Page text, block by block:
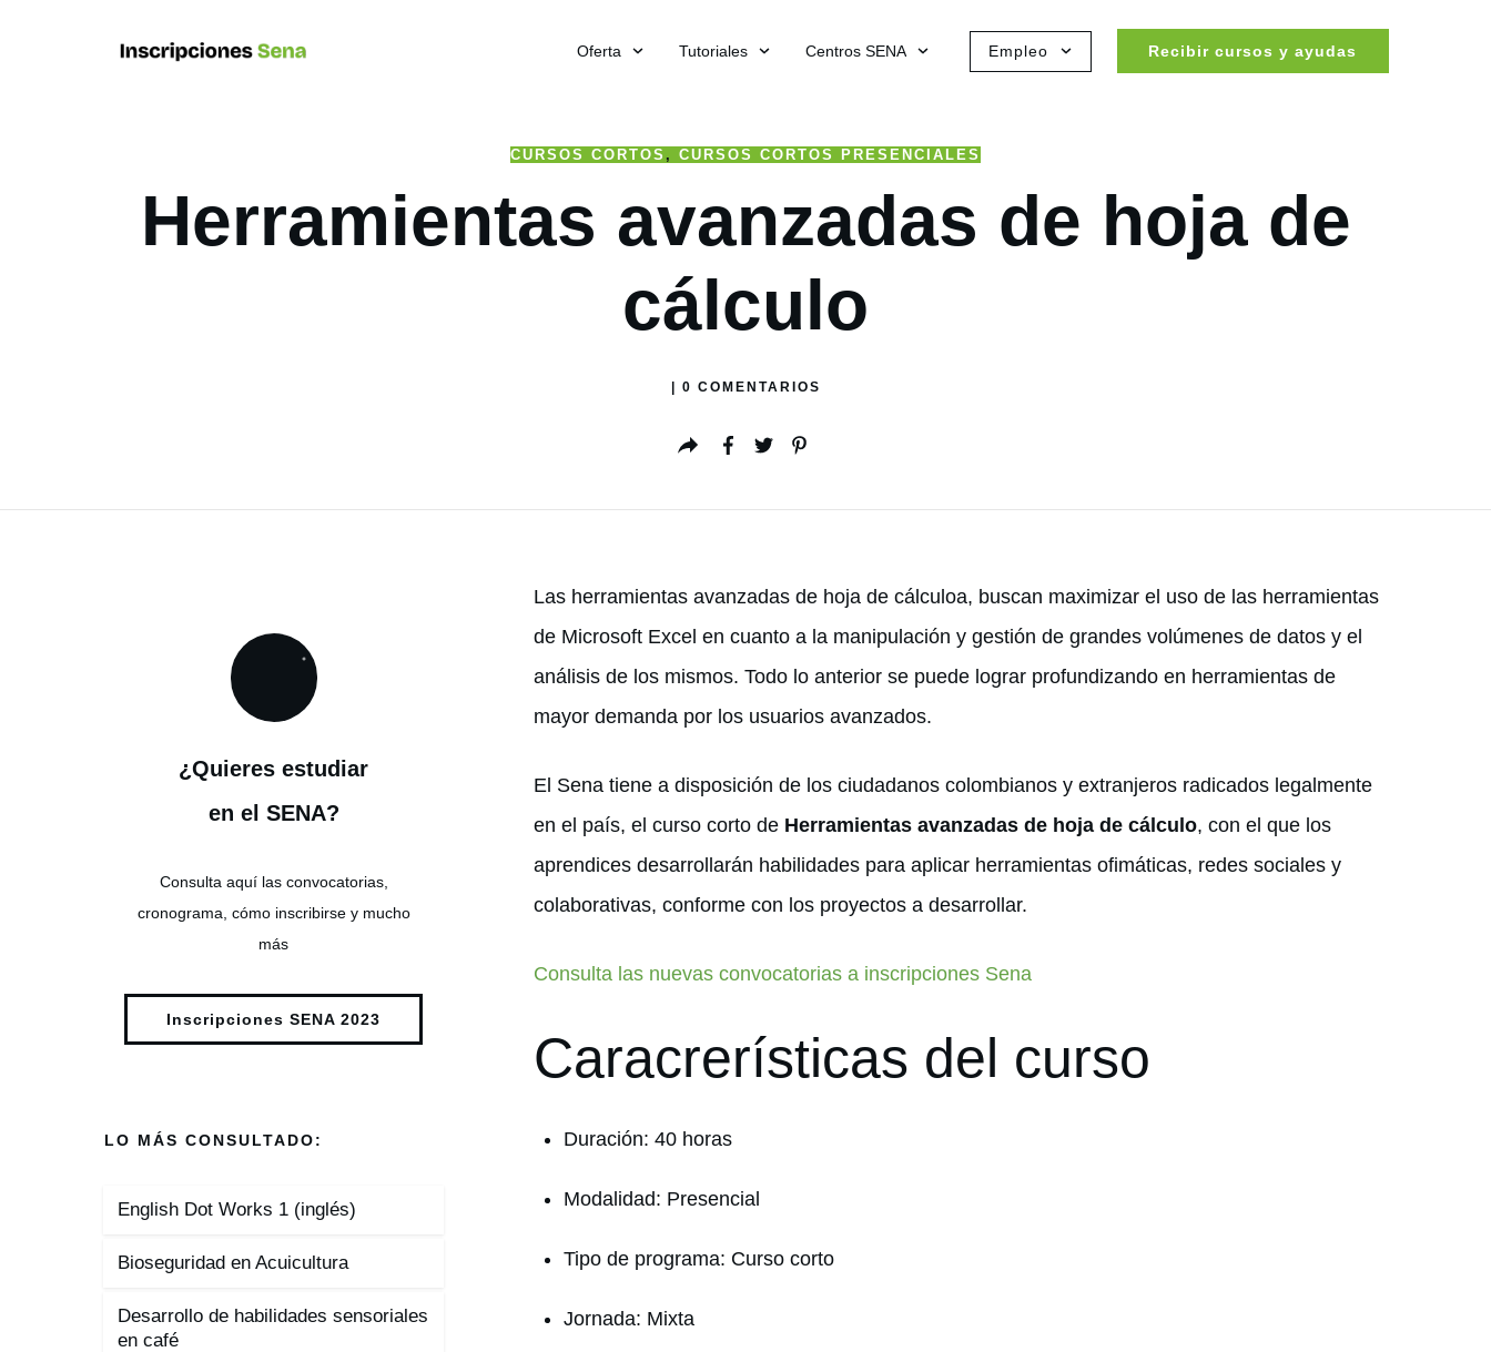
Oferta Tutoriales Centros SENA Empleo Recibir cursos y ayudas
CURSOS CORTOS , CURSOS CORTOS PRESENCIALES
Herramientas avanzadas de hoja de
cálculo
0 COMENTARIOS
Las herramientas avanzadas de hoja de cálculoa, buscan maximizar el uso de las herramientas
de Microsoft Excel en cuanto a la manipulación y gestión de grandes volúmenes de datos y el
análisis de los mismos. Todo lo anterior se puede lograr profundizando en herramientas de
mayor demanda por los usuarios avanzados.
El Sena tiene a disposición de los ciudadanos colombianos y extranjeros radicados legalmente
en el país, el curso corto de Herramientas avanzadas de hoja de cálculo, con el que los
aprendices desarrollarán habilidades para aplicar herramientas ofimáticas, redes sociales y
colaborativas, conforme con los proyectos a desarrollar.
Consulta las nuevas convocatorias a inscripciones Sena
Caracrerísticas del curso
Duración: 40 horas
Modalidad: Presencial
Tipo de programa: Curso corto
Jornada: Mixta
¿Quieres estudiar
en el SENA?
Consulta aquí las convocatorias,
cronograma, cómo inscribirse y mucho
más
Inscripciones SENA 2023
LO MÁS CONSULTADO:
English Dot Works 1 (inglés)
Bioseguridad en Acuicultura
Desarrollo de habilidades sensoriales
en café